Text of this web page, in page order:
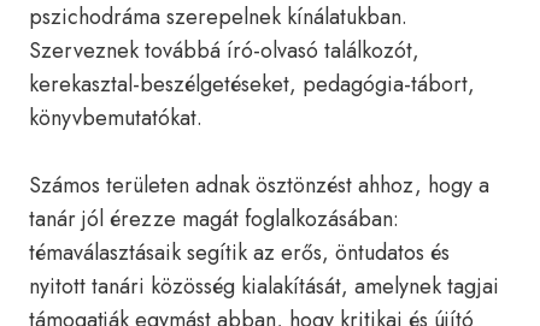
pszichodráma szerepelnek kínálatukban.
Szerveznek továbbá író-olvasó találkozót,
kerekasztal-beszélgetéseket, pedagógia-tábort,
könyvbemutatókat.
Számos területen adnak ösztönzést ahhoz, hogy a
tanár jól érezze magát foglalkozásában:
témaválasztásaik segítik az erős, öntudatos és
nyitott tanári közösség kialakítását, amelynek tagjai